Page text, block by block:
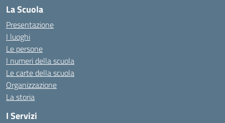
La Scuola
Presentazione
I luoghi
Le persone
I numeri della scuola
Le carte della scuola
Organizzazione
La storia
I Servizi